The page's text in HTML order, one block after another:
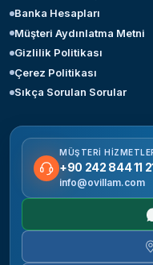
Banka Hesapları
Müşteri Aydınlatma Metni
Gizlilik Politikası
Çerez Politikası
Sıkça Sorulan Sorular
MÜŞTERI
+90 242 844 11
info@ovillam.com